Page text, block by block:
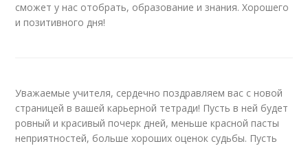
сможет у нас отобрать, образование и знания. Хорошего
и позитивного дня!
Уважаемые учителя, сердечно поздравляем вас с новой
страницей в вашей карьерной тетради! Пусть в ней будет
ровный и красивый почерк дней, меньше красной пасты
неприятностей, больше хороших оценок судьбы. Пусть